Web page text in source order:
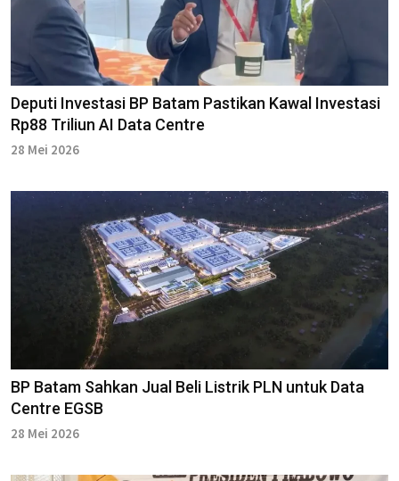
Deputi Investasi BP Batam Pastikan Kawal Investasi
Rp88 Triliun AI Data Centre
28 Mei 2026
BP Batam Sahkan Jual Beli Listrik PLN untuk Data
Centre EGSB
28 Mei 2026